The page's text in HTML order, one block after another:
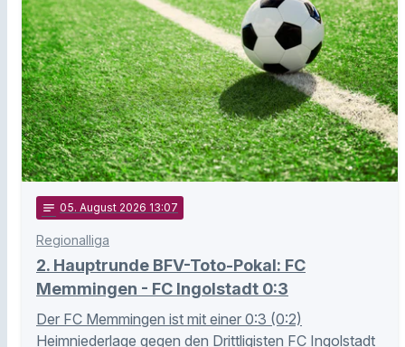
notes 05. August 2026 13:07
Regionalliga
2. Hauptrunde BFV-Toto-Pokal: FC
Memmingen - FC Ingolstadt 0:3
Der FC Memmingen ist mit einer 0:3 (0:2)
Heimniederlage gegen den Drittligisten FC Ingolstadt